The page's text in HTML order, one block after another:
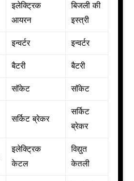
इलेक्ट्रिक
आयरन
बिजली की
इस्त्री
इन्वर्टर इन्वर्टर
बैटरी बैटरी
सॉकेट सॉकेट
सर्किट ब्रेकर
सर्किट
ब्रेकर
इलेक्ट्रिक
केटल
विद्युत
केतली